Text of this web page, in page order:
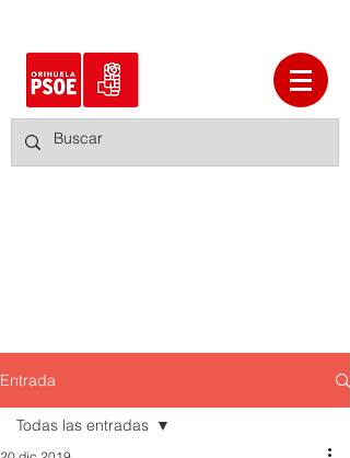
Entrada
Todas las entradas